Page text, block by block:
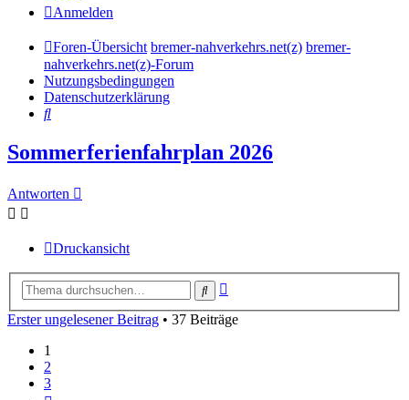
Anmelden
Foren-Übersicht bremer-nahverkehrs.net(z) bremer-
nahverkehrs.net(z)-Forum
Nutzungsbedingungen
Datenschutzerklärung
Suche
Sommerferienfahrplan 2026
Antworten
Druckansicht
Suche
Erster ungelesener Beitrag • 37 Beiträge
1
2
3